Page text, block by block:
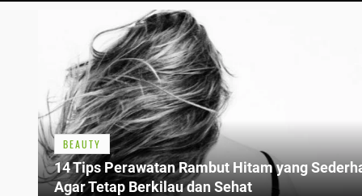
BEAUTY
14 Tips Perawatan Rambut Hitam yang
Agar Tetap Berkilau dan Sehat